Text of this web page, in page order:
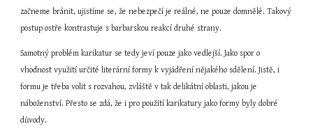
začneme bránit, ujistíme se, že nebezpečí je reálné, ne pouze domnělé. Takový
postup ostře kontrastuje s barbarskou reakcí druhé strany.
Samotný problém karikatur se tedy jeví pouze jako vedlejší. Jako spor o
vhodnost využití určité literární formy k vyjádření nějakého sdělení. Jistě, i
formu je třeba volit s rozvahou, zvláště v tak delikátní oblasti, jakou je
náboženství. Přesto se zdá, že i pro použití karikatury jako formy byly dobré
důvody.